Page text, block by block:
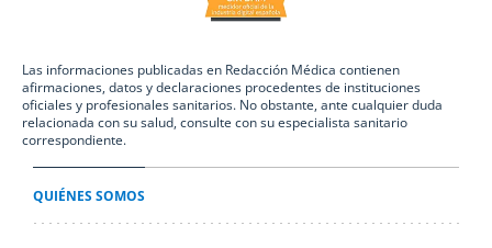
Las informaciones publicadas en Redacción Médica contienen
afirmaciones, datos y declaraciones procedentes de instituciones
oficiales y profesionales sanitarios. No obstante, ante cualquier duda
relacionada con su salud, consulte con su especialista sanitario
correspondiente.
QUIÉNES SOMOS